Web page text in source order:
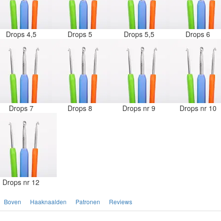
Drops 4,5 Drops 5 Drops 5,5 Drops 6
Drops 7 Drops 8 Drops nr 9 Drops nr 10
Drops nr 12
Boven Haaknaalden Patronen Reviews